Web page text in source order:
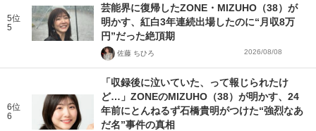
5位
5
芸能界に復帰したZONE・MIZUHO（38）が
明かす、紅白3年連続出場したのに“月収8万
円”だった絶頂期
佐藤 ちひろ 2026/08/08
6位
6
「収録後に泣いていた、って報じられたけ
ど…」ZONEのMIZUHO（38）が明かす、24
年前にとんねるず石橋貴明がつけた“強烈なあ
だ名”事件の真相